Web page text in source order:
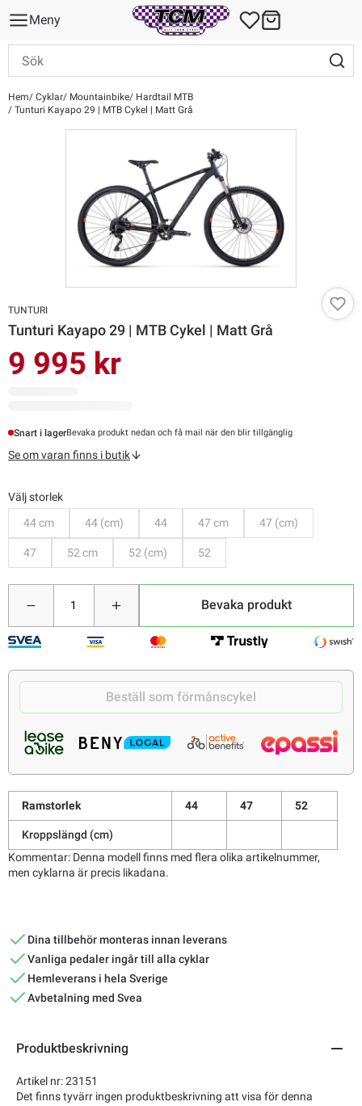
Meny
Hem Cyklar Mountainbike
Hardtail MTB
Tunturi Kayapo 29 | MTB Cykel | Matt Grå
TUNTURI
Tunturi Kayapo 29 | MTB Cykel | Matt Grå
9 995 kr
Snart i lagerBevaka produkt nedan och få mail när den blir tillgänglig
Se om varan finns i butik
Välj storlek
44 cm
44 (cm) 44 47 cm 47 (cm)
47 52 cm 52 (cm) 52
Bevaka produkt
Beställ som förmånscykel
Ramstorlek 44 47 52
Kroppslängd (cm)
Kommentar: Denna modell finns med flera olika artikelnummer,
men cyklarna är precis likadana.
Dina tillbehör monteras innan leverans
Vanliga pedaler ingår till alla cyklar
Hemleverans i hela Sverige
Avbetalning med Svea
Produktbeskrivning
Artikel nr: 23151
Det finns tyvärr ingen produktbeskrivning att visa för denna